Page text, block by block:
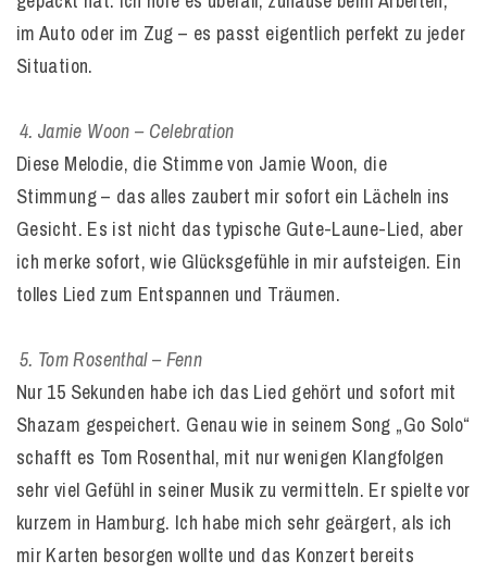
im Auto oder im Zug – es passt eigentlich perfekt zu jeder
Situation.
Jamie Woon – Celebration
Diese Melodie, die Stimme von Jamie Woon, die
Stimmung – das alles zaubert mir sofort ein Lächeln ins
Gesicht. Es ist nicht das typische Gute-Laune-Lied, aber
ich merke sofort, wie Glücksgefühle in mir aufsteigen. Ein
tolles Lied zum Entspannen und Träumen.
Tom Rosenthal – Fenn
Nur 15 Sekunden habe ich das Lied gehört und sofort mit
Shazam gespeichert. Genau wie in seinem Song „Go Solo“
schafft es Tom Rosenthal, mit nur wenigen Klangfolgen
sehr viel Gefühl in seiner Musik zu vermitteln. Er spielte vor
kurzem in Hamburg. Ich habe mich sehr geärgert, als ich
mir Karten besorgen wollte und das Konzert bereits